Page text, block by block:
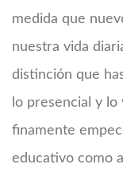
medida que
nuestra vida
distinción que
lo presencial y
finamente
educativo como